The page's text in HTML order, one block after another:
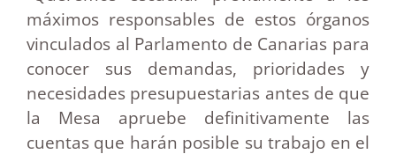
máximos responsables de estos órganos
vinculados al Parlamento de Canarias para
conocer sus demandas, prioridades y
necesidades presupuestarias antes de que
la Mesa apruebe definitivamente las
cuentas que harán posible su trabajo en el